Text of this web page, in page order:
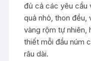
đủ cả các yêu cầu
quả nhỏ, thon đều,
vàng rộm tự nhiên,
thiết mỗi đầu núm
râu dài.